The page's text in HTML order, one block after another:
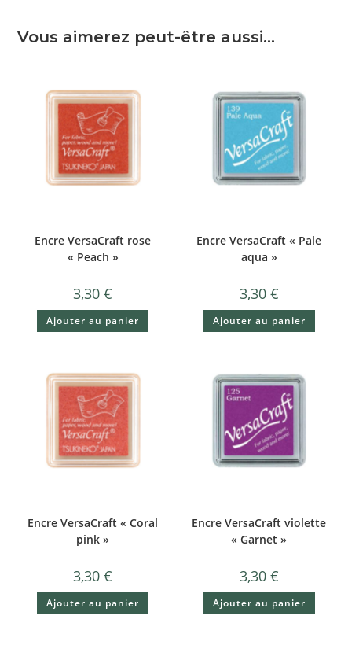
Vous aimerez peut-être aussi…
Encre VersaCraft rose
« Peach »
3,30€
Ajouter au panier
Encre VersaCraft « Pale
aqua »
3,30 €
Ajouter au panier
Encre VersaCraft « Coral
pink »
3,30€
Ajouter au panier
Encre VersaCraft violette
« Garnet »
3,30 €
Ajouter au panier